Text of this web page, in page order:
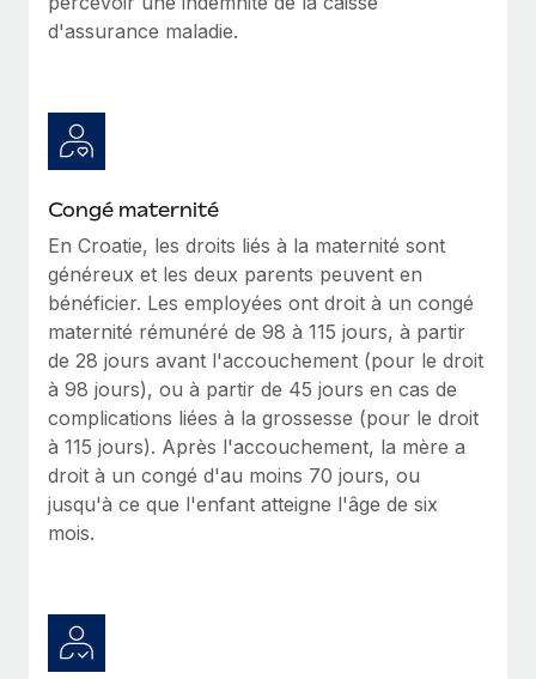
En savoir plus
d'assurance maladie.
Congé maternité
En Croatie, les droits liés à la maternité sont
généreux et les deux parents peuvent en
bénéficier. Les employées ont droit à un congé
maternité rémunéré de 98 à 115 jours, à partir
de 28 jours avant l'accouchement (pour le droit
à 98 jours), ou à partir de 45 jours en cas de
complications liées à la grossesse (pour le droit
à 115 jours). Après l'accouchement, la mère a
droit à un congé d'au moins 70 jours, ou
jusqu'à ce que l'enfant atteigne l'âge de six
mois.